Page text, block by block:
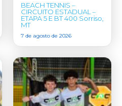
BEACH TENNIS –
CIRCUITO ESTADUAL –
ETAPA 5 E BT 400 Sorriso,
MT
7 de agosto de 2026